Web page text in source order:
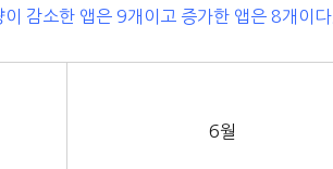
감소한 앱은 9개이고 증가한 앱은 8개이다.
6월